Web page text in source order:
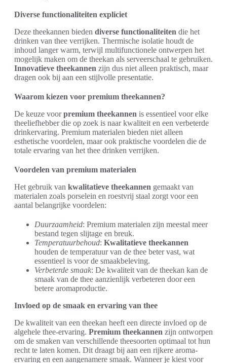
Diverse functionaliteiten expliciet
Deze theekannen bieden diverse functionaliteiten die het
drinken van thee verrijken. Thermische isolatie houdt de
inhoud langer warm, terwijl multifunctionele ontwerpen het
mogelijk maken om de theekan als serveerschaal te gebruiken.
Innovatieve theekannen zijn dus niet alleen praktisch, maar
dragen ook bij aan een stijlvolle presentatie.
Waarom kiezen voor premium theekannen?
De keuze voorpremium theekannen is essentieel voor elke
theeliefhebber die op zoek is naar kwaliteit en een verbeterde
drinkervaring. Premium materialen bieden niet alleen
esthetische voordelen, maar ook praktische voordelen die de
totale ervaring van het thee drinken verrijken.
Voordelen van premium materialen
Het gebruik van kwalitatieve theekannen gemaakt van
materialen zoals porselein en roestvrij staal zorgt voor een
aantal belangrijke voordelen:
Duurzaamheid: Premium materialen zijn meestal meer
bestand tegen slijtage en breuk.
Temperatuurbehoud: Kwalitatieve theekannen
houden de temperatuur van de thee beter vast, wat
essentieel is voor de smaakbeleving.
Verbeterde smaak: De kwaliteit van de theekan kan de
smaak van de thee aanzienlijk verbeteren door een
betere aromaproductie.
Invloed op de smaak en ervaring van thee
De kwaliteit van een theekan heeft een directe invloed op de
algehele thee-ervaring. Premium theekannen zijn ontworpen
om de smaken van verschillende theesoorten optimaal tot hun
recht te laten komen. Dit draagt bij aan een rijkere aroma-
ervaring en een aangenamere smaak. Wanneer je kiest voor